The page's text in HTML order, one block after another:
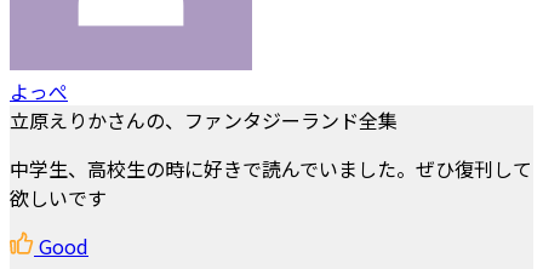
よっぺ
立原えりかさんの、ファンタジーランド全集
中学生、高校生の時に好きで読んでいました。ぜひ復刊して
欲しいです
Good